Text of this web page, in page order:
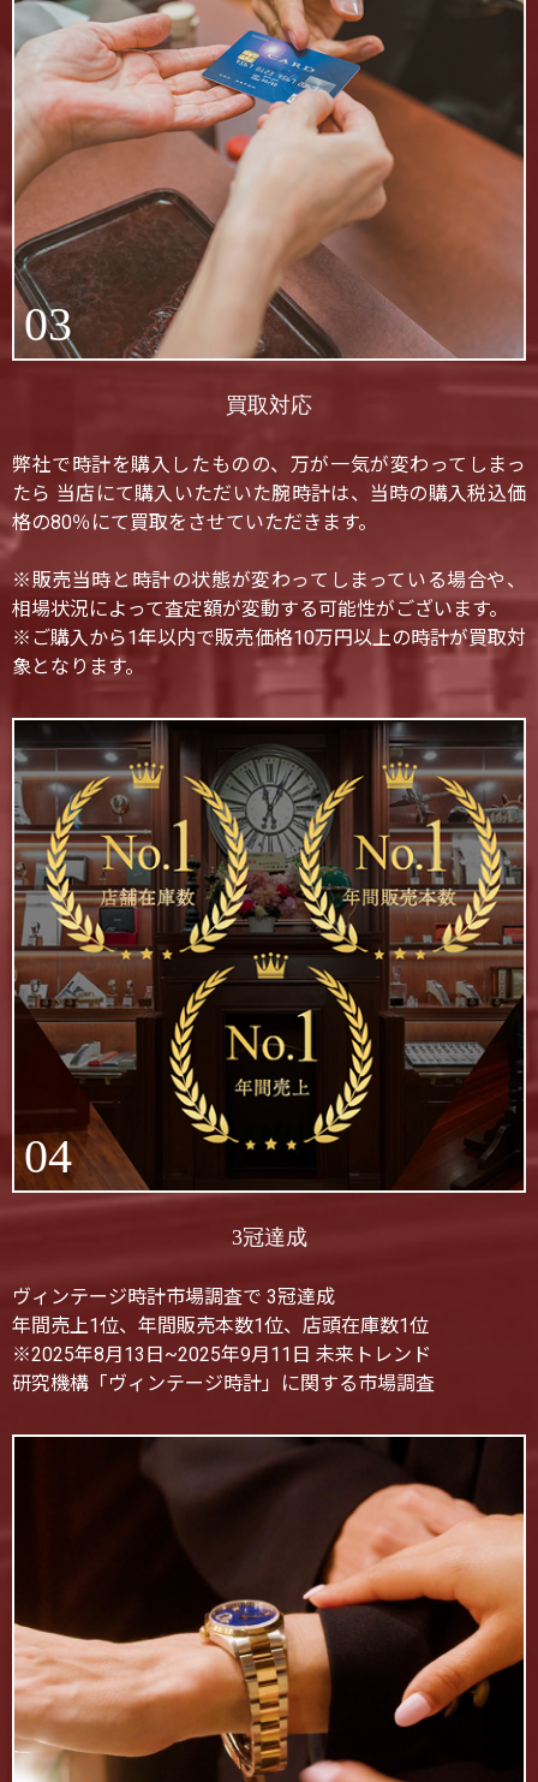
03
買取対応
弊社で時計を購入したものの、万が一気が変わってしまっ
たら 当店にて購入いただいた腕時計は、当時の購入税込価
格の80％にて買取をさせていただきます。
※販売当時と時計の状態が変わってしまっている場合や、
相場状況によって査定額が変動する可能性がございます。
※ご購入から1年以内で販売価格10万円以上の時計が買取対
象となります。
04
3冠達成
ヴィンテージ時計市場調査で 3冠達成
年間売上1位、年間販売本数1位、店頭在庫数1位
※2025年8月13日~2025年9月11日 未来トレンド
研究機構「ヴィンテージ時計」に関する市場調査